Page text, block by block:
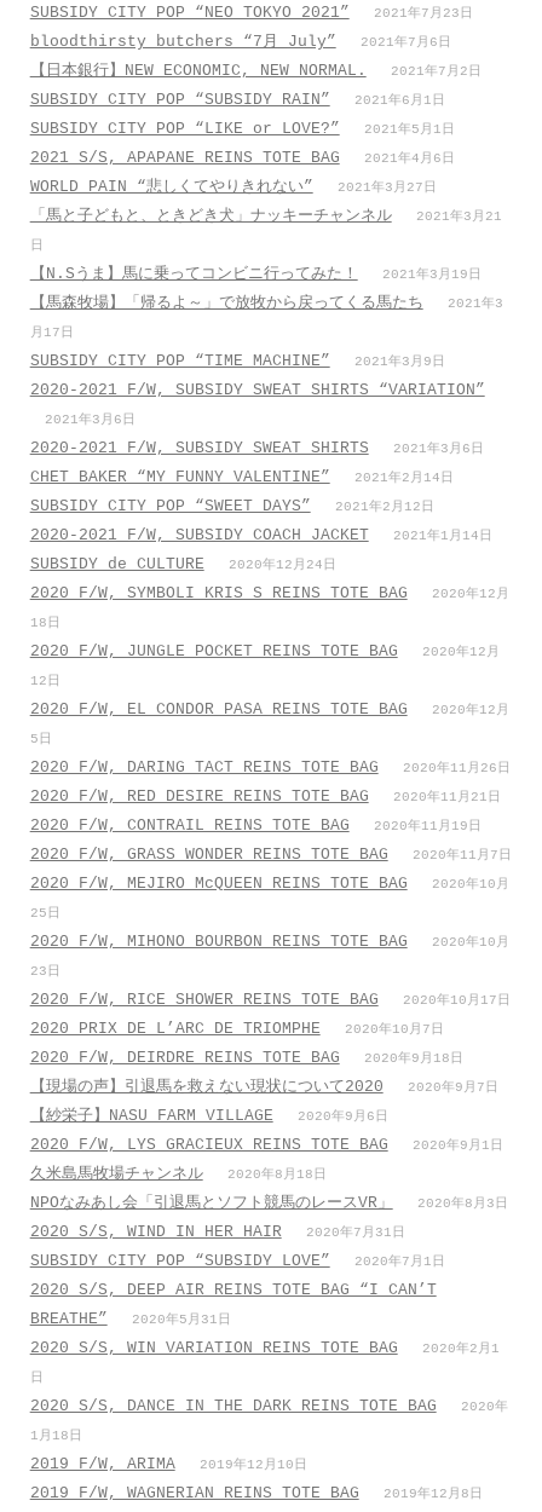
SUBSIDY CITY POP “NEO TOKYO 2021” 2021年7月23日
bloodthirsty butchers “7月_July” 2021年7月6日
【日本銀行】NEW ECONOMIC, NEW NORMAL. 2021年7月2日
SUBSIDY CITY POP “SUBSIDY RAIN” 2021年6月1日
SUBSIDY CITY POP “LIKE or LOVE?” 2021年5月1日
2021 S/S, APAPANE REINS TOTE BAG 2021年4月6日
WORLD PAIN “悲しくてやりきれない” 2021年3月27日
「馬と子どもと、ときどき犬」ナッキーチャンネル
2021年3月21
日
【N.Sうま】馬に乗ってコンビニ行ってみた！ 2021年3月19日
【馬森牧場】「帰るよ～」で放牧から戻ってくる馬たち
2021年3
月17日
SUBSIDY CITY POP “TIME MACHINE” 2021年3月9日
2020-2021 F/W, SUBSIDY SWEAT SHIRTS “VARIATION”
2021年3月6日
2020-2021 F/W, SUBSIDY SWEAT SHIRTS 2021年3月6日
CHET BAKER “MY FUNNY VALENTINE” 2021年2月14日
SUBSIDY CITY POP “SWEET DAYS” 2021年2月12日
2020-2021 F/W, SUBSIDY COACH JACKET 2021年1月14日
SUBSIDY de CULTURE 2020年12月24日
2020 F/W, SYMBOLI KRIS S REINS TOTE BAG
2020年12月
18日
2020 F/W, JUNGLE POCKET REINS TOTE BAG
2020年12月
12日
2020 F/W, EL CONDOR PASA REINS TOTE BAG
2020年12月
5日
2020 F/W, DARING TACT REINS TOTE BAG 2020年11月26日
2020 F/W, RED DESIRE REINS TOTE BAG 2020年11月21日
2020 F/W, CONTRAIL REINS TOTE BAG 2020年11月19日
2020 F/W, GRASS WONDER REINS TOTE BAG 2020年11月7日
2020 F/W, MEJIRO McQUEEN REINS TOTE BAG
2020年10月
25日
2020 F/W, MIHONO BOURBON REINS TOTE BAG
2020年10月
23日
2020 F/W, RICE SHOWER REINS TOTE BAG 2020年10月17日
2020 PRIX DE L’ARC DE TRIOMPHE 2020年10月7日
2020 F/W, DEIRDRE REINS TOTE BAG 2020年9月18日
【現場の声】引退馬を救えない現状について2020 2020年9月7日
【紗栄子】NASU FARM VILLAGE 2020年9月6日
2020 F/W, LYS GRACIEUX REINS TOTE BAG 2020年9月1日
久米島馬牧場チャンネル 2020年8月18日
NPOなみあし会「引退馬とソフト競馬のレースVR」 2020年8月3日
2020 S/S, WIND IN HER HAIR 2020年7月31日
SUBSIDY CITY POP “SUBSIDY LOVE” 2020年7月1日
2020 S/S, DEEP AIR REINS TOTE BAG “I CAN’T
BREATHE”
2020年5月31日
2020 S/S, WIN VARIATION REINS TOTE BAG
2020年2月1
日
2020 S/S, DANCE IN THE DARK REINS TOTE BAG
2020年
1月18日
2019 F/W, ARIMA 2019年12月10日
2019 F/W, WAGNERIAN REINS TOTE BAG 2019年12月8日